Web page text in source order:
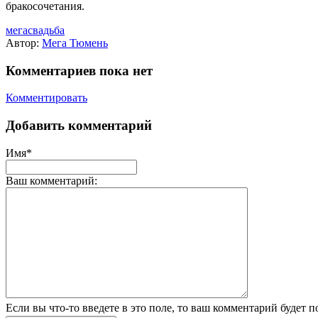
бракосочетания.
мегасвадьба
Автор: Мега Тюмень
Комментариев пока нет
Комментировать
Добавить комментарий
Имя*
Ваш комментарий:
Если вы что-то введете в это поле, то ваш комментарий будет